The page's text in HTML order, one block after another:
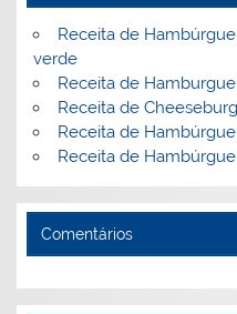
Receita de
verde
Receita de
Receita de
Receita de
Receita de
Comentários